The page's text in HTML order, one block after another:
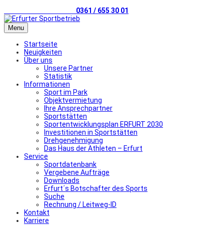
0361 / 655 30 01
Menu
Startseite
Neuigkeiten
Über uns
Unsere Partner
Statistik
Informationen
Sport im Park
Objektvermietung
Ihre Ansprechpartner
Sportstätten
Sportentwicklungsplan ERFURT 2030
Investitionen in Sportstätten
Drehgenehmigung
Das Haus der Athleten – Erfurt
Service
Sportdatenbank
Vergebene Aufträge
Downloads
Erfurt´s Botschafter des Sports
Suche
Rechnung / Leitweg-ID
Kontakt
Karriere